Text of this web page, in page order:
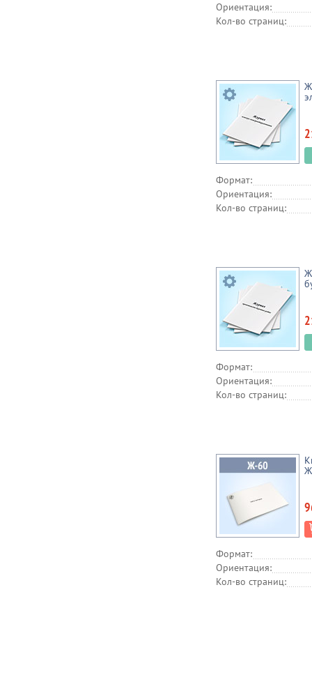
Ориентация:
Кол-во страниц:
Формат:
Ориентация:
Кол-во страниц:
Формат:
Ориентация:
Кол-во страниц:
Формат:
Ориентация:
Кол-во страниц: